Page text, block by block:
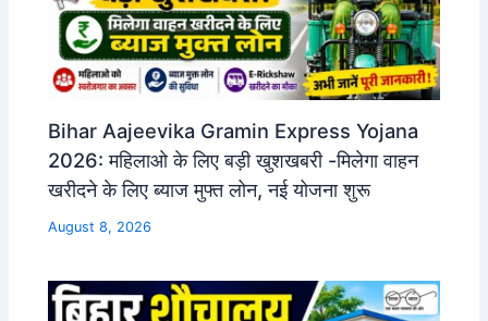
Bihar Aajeevika Gramin Express Yojana
2026: महिलाओ के लिए बड़ी खुशखबरी -मिलेगा वाहन
खरीदने के लिए ब्याज मुफ्त लोन, नई योजना शुरू
August 8, 2026